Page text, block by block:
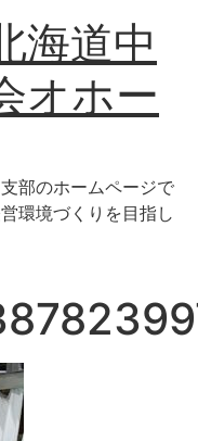
海道中
オホー
部のホームページで
環境づくりを目指し